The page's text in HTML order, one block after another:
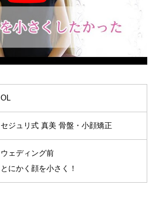
OL
セジュリ式 真美 骨盤・小顔矯正
ウェディング前
とにかく顔を小さく！